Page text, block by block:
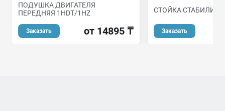
ПОДУШКА ДВИГАТЕЛЯ
ПЕРЕДНЯЯ 1HDT/1HZ
Заказать от 14895 ₸
СТОЙКА
Заказать